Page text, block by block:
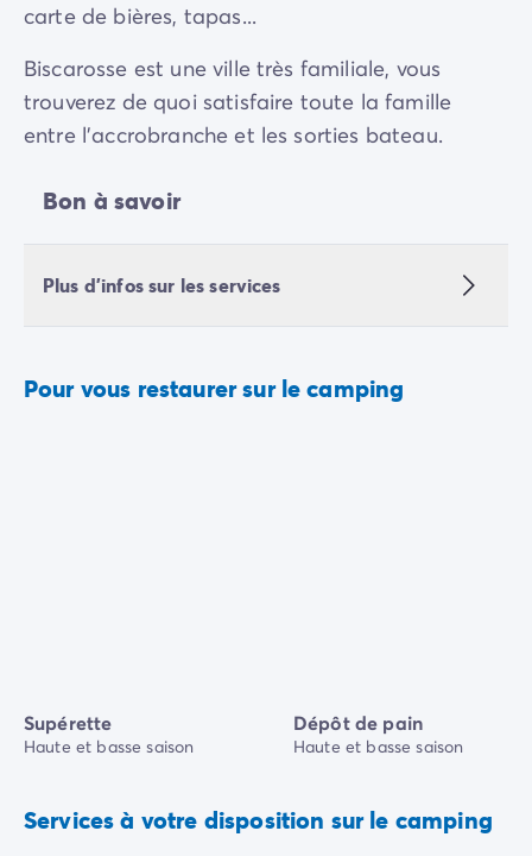
carte de bières, tapas...
Biscarosse est une ville très familiale, vous
trouverez de quoi satisfaire toute la famille
entre l'accrobranche et les sorties bateau.
Bon à savoir
Plus d'infos sur les services
Pour vous restaurer sur le camping
Supérette
Haute et basse saison
Dépôt de pain
Haute et basse saison
Services à votre disposition sur le camping